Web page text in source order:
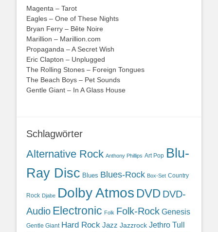
Magenta – Tarot
Eagles – One of These Nights
Bryan Ferry – Bête Noire
Marillion – Marillion.com
Propaganda – A Secret Wish
Eric Clapton – Unplugged
The Rolling Stones – Foreign Tongues
The Beach Boys – Pet Sounds
Gentle Giant – In A Glass House
Schlagwörter
Alternative Rock Anthony Phillips Art Pop Blu-
Ray Disc Blues Blues-Rock Box-Set Country
Rock Djabe Dolby Atmos DVD DVD-
Audio Electronic Folk Folk-Rock Genesis
Gentle Giant Hard Rock Jazz Jazzrock Jethro Tull